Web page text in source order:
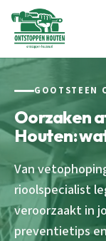
GOOTSTEEN
Oorzaken
Houten:
Van
rioolspecialist
veroorzaakt in
preventietips